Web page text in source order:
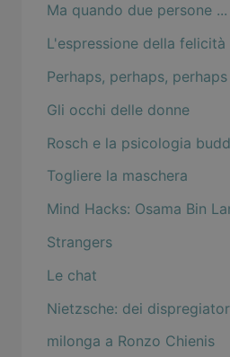
Ma quando due persone ...
L'espressione della felicità
Perhaps, perhaps, perhaps
Gli occhi delle donne
Rosch e la psicologia
Togliere la maschera
Mind Hacks: Osama Bin
Strangers
Le chat
Nietzsche: dei
milonga a Ronzo Chienis